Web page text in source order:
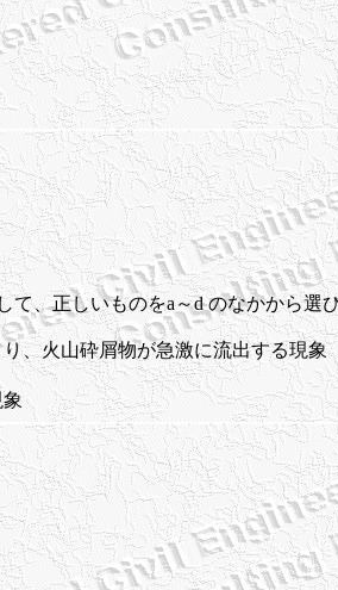
、正しいものをa～d のなかから選
、火山砕屑物が急激に流出する現象